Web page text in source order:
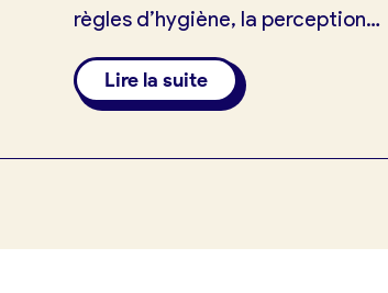
Mes tarifs
Mon comparatif gratuit
Offres d’emploi
règles d’hygiène, la perception
client et l’impact direct sur votre
réputation et vos avis Google.
Lire la suite